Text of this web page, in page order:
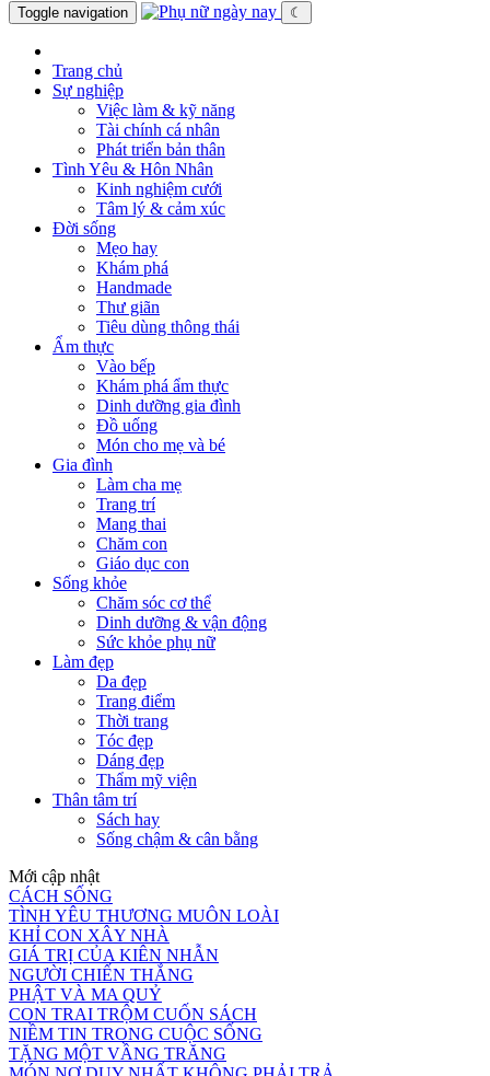
Toggle navigation ☾
Trang chủ
Sự nghiệp
Việc làm & kỹ năng
Tài chính cá nhân
Phát triển bản thân
Tình Yêu & Hôn Nhân
Kinh nghiệm cưới
Tâm lý & cảm xúc
Đời sống
Mẹo hay
Khám phá
Handmade
Thư giãn
Tiêu dùng thông thái
Ẩm thực
Vào bếp
Khám phá ẩm thực
Dinh dưỡng gia đình
Đồ uống
Món cho mẹ và bé
Gia đình
Làm cha mẹ
Trang trí
Mang thai
Chăm con
Giáo dục con
Sống khỏe
Chăm sóc cơ thể
Dinh dưỡng & vận động
Sức khỏe phụ nữ
Làm đẹp
Da đẹp
Trang điểm
Thời trang
Tóc đẹp
Dáng đẹp
Thẩm mỹ viện
Thân tâm trí
Sách hay
Sống chậm & cân bằng
Mới cập nhật
CÁCH SỐNG
TÌNH YÊU THƯƠNG MUÔN LOÀI
KHỈ CON XÂY NHÀ
GIÁ TRỊ CỦA KIÊN NHẪN
NGƯỜI CHIẾN THẮNG
PHẬT VÀ MA QUỶ
CON TRAI TRỘM CUỐN SÁCH
NIỀM TIN TRONG CUỘC SỐNG
TẶNG MỘT VẦNG TRĂNG